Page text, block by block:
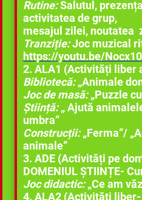
Rutine:Salutul,
activitatea de grup,
mesajul zilei, noutatea
Tranziție:Joc muzical
https://youtu.be/
2. ALA1 (Activități liber
Bibliotecă:„Animale
Joc de masă:„Puzzle
Știință:„ Ajută
umbra”
Construcții:„Ferma”/
animale”
3. ADE (Activități pe
DOMENIUL ȘTIINȚE-
Joc didactic: „Ce am
4. ALA2 (Activități